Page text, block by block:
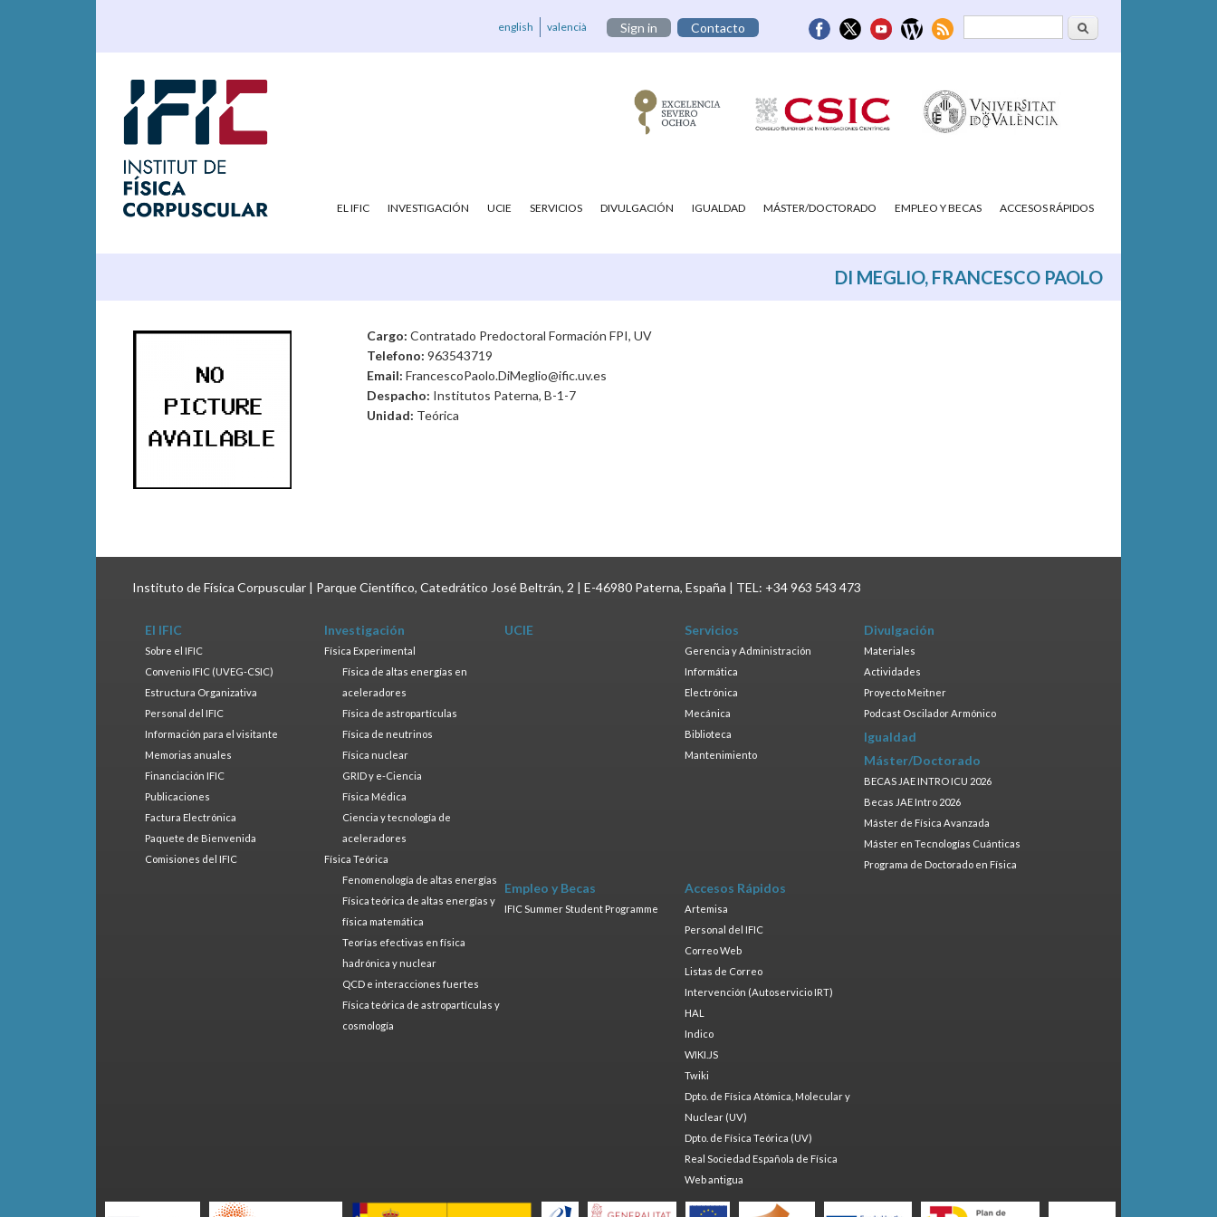
Formulario deBuscar
english valencià Sign in Contacto
EL IFIC INVESTIGACIÓN UCIE SERVICIOS DIVULGACIÓN IGUALDAD MÁSTER/DOCTORADO EMPLEO Y BECAS ACCESOS RÁPIDOS
DI MEGLIO, FRANCESCO PAOLO
Cargo: Contratado Predoctoral Formación FPI, UV
Telefono: 963543719
Email: FrancescoPaolo.DiMeglio@ific.uv.es
Despacho: Institutos Paterna, B-1-7
Unidad: Teórica
Instituto de Física Corpuscular | Parque Científico, Catedrático José Beltrán, 2 | E-46980 Paterna, España | TEL: +34 963 543 473
El IFIC
Sobre el IFIC
Convenio IFIC (UVEG-CSIC)
Estructura Organizativa
Personal del IFIC
Información para el visitante
Memorias anuales
Financiación IFIC
Publicaciones
Factura Electrónica
Paquete de Bienvenida
Comisiones del IFIC
Investigación
Física Experimental
Física de altas energías en
aceleradores
Física de astropartículas
Física de neutrinos
Física nuclear
GRID y e-Ciencia
Física Médica
Ciencia y tecnología de
aceleradores
Física Teórica
Fenomenología de altas energías
Física teórica de altas energías y
física matemática
Teorías efectivas en física
hadrónica y nuclear
QCD e interacciones fuertes
Física teórica de astropartículas y
cosmología
UCIE Servicios
Gerencia y Administración
Informática
Electrónica
Mecánica
Biblioteca
Mantenimiento
Divulgación
Materiales
Actividades
Proyecto Meitner
Podcast Oscilador Armónico
Igualdad
Máster/Doctorado
BECAS JAE INTRO ICU 2026
Becas JAE Intro 2026
Máster de Física Avanzada
Máster en Tecnologías Cuánticas
Programa de Doctorado en Física
Empleo y Becas
IFIC Summer Student Programme
Accesos Rápidos
Artemisa
Personal del IFIC
Correo Web
Listas de Correo
Intervención (Autoservicio IRT)
HAL
Indico
WIKI.JS
Twiki
Dpto. de Física Atómica, Molecular y
Nuclear (UV)
Dpto. de Física Teórica (UV)
Real Sociedad Española de Física
Web antigua